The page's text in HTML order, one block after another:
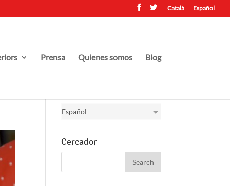
Català Español
Prensa Quienes somos Blog
Español
Cercador